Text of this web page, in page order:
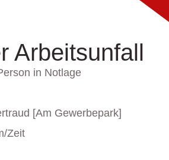
Arbeitsunfall
in Notlage
[Am Gewerbepark]
Zeit